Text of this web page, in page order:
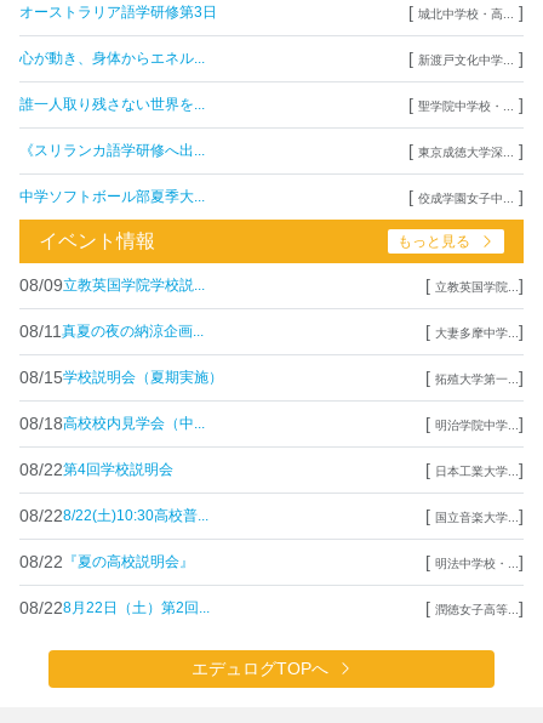
オーストラリア語学研修第3日 [ 城北中学校・高... ]
心が動き、身体からエネル... [ 新渡戸文化中学... ]
誰一人取り残さない世界を... [ 聖学院中学校・... ]
《スリランカ語学研修へ出... [ 東京成徳大学深... ]
中学ソフトボール部夏季大... [ 佼成学園女子中... ]
イベント情報 もっと見る
08/09立教英国学院学校説... [ 立教英国学院... ]
08/11 真夏の夜の納涼企画... [ 大妻多摩中学... ]
08/15学校説明会（夏期実施） [ 拓殖大学第一... ]
08/18高校校内見学会（中... [ 明治学院中学... ]
08/22第4回学校説明会 [ 日本工業大学... ]
08/228/22(土)10:30高校普... [ 国立音楽大学... ]
08/22 『夏の高校説明会』 [ 明法中学校・... ]
08/228月22日（土）第2回... [ 潤徳女子高等... ]
エデュログTOPへ